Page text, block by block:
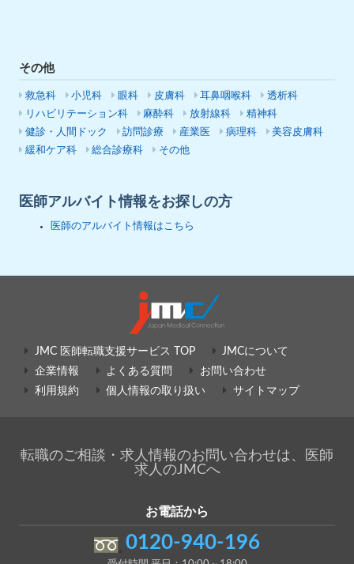
その他
救急科 小児科 眼科 皮膚科 耳鼻咽喉科
透析科
リハビリテーション科
麻酔科 放射線科
精神科
健診・人間ドック
訪問診療 産業医 病理科
美容皮膚科
緩和ケア科
総合診療科 その他
医師アルバイト情報をお探しの方
医師のアルバイト情報はこちら
JMC 医師転職支援サービス TOP
JMCについて
企業情報
よくある質問
お問い合わせ
利用規約
個人情報の取り扱い サイトマップ
転職のご相談・求人情報のお問い合わせは、医師
求人のJMCへ
お電話から
0120-940-196